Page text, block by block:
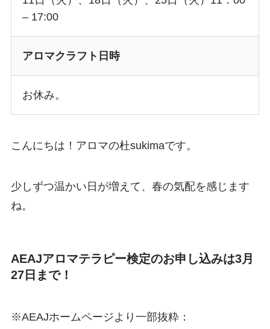
– 17:00
アロマクラフト日時
お休み。
こんにちは！アロマの杜sukimaです。
少しずつ温かい日が増えて、春の気配を感じます
ね。
AEAJアロマテラピー検定のお申し込みは3月
27日まで！
※AEAJホームページより一部抜粋：